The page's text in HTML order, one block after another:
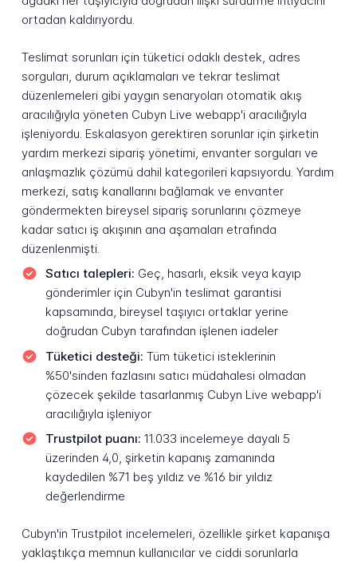
ortadan kaldırıyordu.
Teslimat sorunları için tüketici odaklı destek, adres
sorguları, durum açıklamaları ve tekrar teslimat
düzenlemeleri gibi yaygın senaryoları otomatik akış
aracılığıyla yöneten Cubyn Live webapp'i aracılığıyla
işleniyordu. Eskalasyon gerektiren sorunlar için şirketin
yardım merkezi sipariş yönetimi, envanter sorguları ve
anlaşmazlık çözümü dahil kategorileri kapsıyordu. Yardım
merkezi, satış kanallarını bağlamak ve envanter
göndermekten bireysel sipariş sorunlarını çözmeye
kadar satıcı iş akışının ana aşamaları etrafında
düzenlenmişti.
Satıcı talepleri: Geç, hasarlı, eksik veya kayıp
gönderimler için Cubyn'in teslimat garantisi
kapsamında, bireysel taşıyıcı ortaklar yerine
doğrudan Cubyn tarafından işlenen iadeler
Tüketici desteği: Tüm tüketici isteklerinin
%50'sinden fazlasını satıcı müdahalesi olmadan
çözecek şekilde tasarlanmış Cubyn Live webapp'i
aracılığıyla işleniyor
Trustpilot puanı: 11.033 incelemeye dayalı 5
üzerinden 4,0, şirketin kapanış zamanında
kaydedilen %71 beş yıldız ve %16 bir yıldız
değerlendirme
Cubyn'in Trustpilot incelemeleri, özellikle şirket kapanışa
yaklaştıkça memnun kullanıcılar ve ciddi sorunlarla